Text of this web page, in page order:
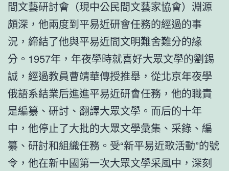
間文藝研討會（現中公民間文藝家協會）淵源
頗深，他兩度到平易近研會任務的經過的事
況，締結了他與平易近間文明難舍難分的緣
分。1957年，年夜學時就喜好大眾文學的劉錫
誠，經過教員曹靖華傳授推舉，從北京年夜學
俄語系結業后進進平易近研會任務，他的職責
是編纂、研討、翻譯大眾文學。而后的十年
中，他停止了大批的大眾文學彙集、采錄、編
纂、研討和組織任務。受“新平易近歌活動”的號
令，他在新中國第一次大眾文學采風中，深刻